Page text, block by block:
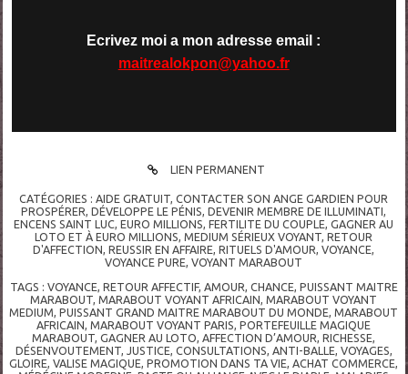
Ecrivez moi a mon adresse email :
maitrealokpon@yahoo.fr
LIEN PERMANENT
CATÉGORIES :AIDE GRATUIT,CONTACTER SON ANGE GARDIEN POUR
PROSPÉRER,DÉVELOPPE LE PÉNIS,DEVENIR MEMBRE DE ILLUMINATI,
ENCENS SAINT LUC,EURO MILLIONS,FERTILITE DU COUPLE,GAGNER AU
LOTO ET À EURO MILLIONS,MEDIUM SÉRIEUX VOYANT,RETOUR
D'AFFECTION,REUSSIR EN AFFAIRE,RITUELS D'AMOUR,VOYANCE,
VOYANCE PURE,VOYANT MARABOUT
TAGS : VOYANCE RETOUR AFFECTIF, AMOUR CHANCE PUISSANT MAITRE
MARABOUT ,MARABOUT VOYANT AFRICAIN ,MARABOUT VOYANT
MEDIUM ,PUISSANT GRAND MAITRE MARABOUT DU MONDE ,MARABOUT
AFRICAIN ,MARABOUT VOYANT PARIS ,PORTEFEUILLE MAGIQUE
MARABOUT ,GAGNER AU LOTO AFFECTION D’AMOUR ,RICHESSE
DÉSENVOUTEMENT, JUSTICE CONSULTATIONS ANTI-BALLE VOYAGES
GLOIRE ,VALISE MAGIQUE ,PROMOTION DANS TA VIE ACHAT COMMERCE